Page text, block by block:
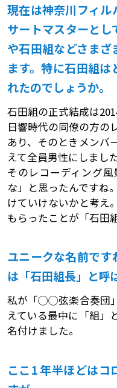
現在は神奈川フィル
サートマスターと
や石田組などさま
ます。特に石田組
れたのでしょうか。
石田組の正式結成は
日響時代の同僚の方の
あり、そのときメンバ
えて全員男性にしました
そのレコーディング
な」と思ったんですね
けていけないかと考え
もらったことが「石田
ユニークな名前で
は「石田組長」と呼
私が「◯◯弦楽合奏団
えている最中に「組」
名付けました。
ここ1 年半ほどはコ